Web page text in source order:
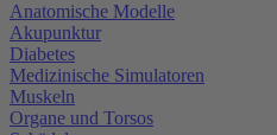
Anatomische Modelle
Akupunktur
Diabetes
Medizinische Simulatoren
Muskeln
Organe und Torsos